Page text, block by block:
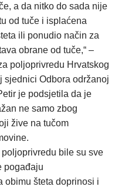
a da nitko do sada nije
od tuče i isplaćena
ili ponudio način za
obrane od tuče,“ –
poljoprivredu Hrvatskog
sjednici Odbora održanoj
je podsjetila da je
ne samo zbog
žive na tučom
bile su sve
pogađaju
obimu šteta doprinosi i